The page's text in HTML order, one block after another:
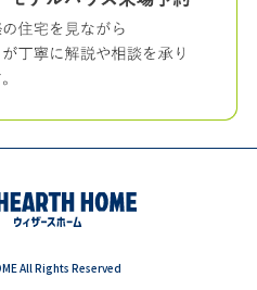
All Rights Reserved